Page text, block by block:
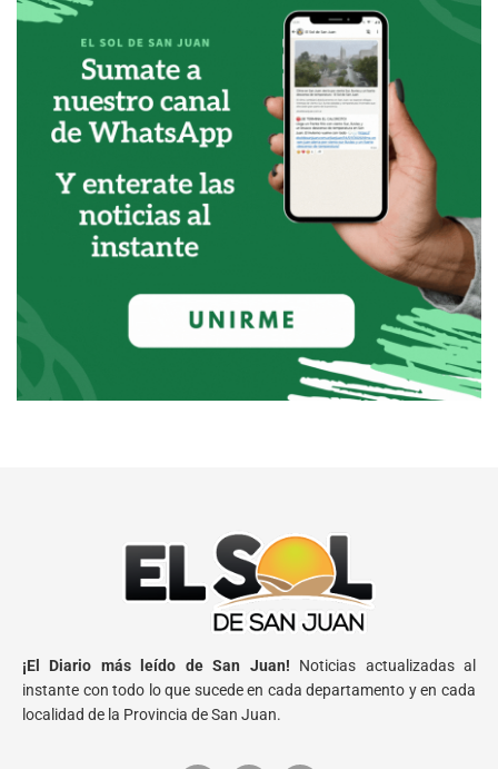
¡El Diario más leído de San Juan! Noticias actualizadas al
instante con todo lo que sucede en cada departamento y en cada
localidad de la Provincia de San Juan.